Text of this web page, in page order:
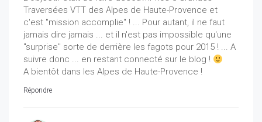
Traversées VTT des Alpes de Haute-Provence et
c'est "mission accomplie" ! ... Pour autant, il ne faut
jamais dire jamais ... et il n'est pas impossible qu'une
"surprise" sorte de derrière les fagots pour 2015 ! ... A
suivre donc ... en restant connecté sur le blog !
A bientôt dans les Alpes de Haute-Provence !
Répondre